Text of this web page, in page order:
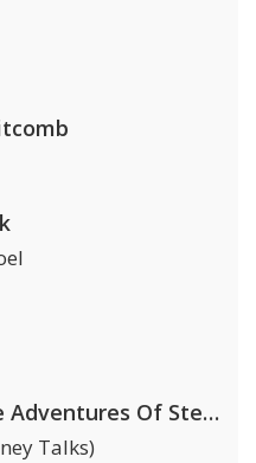
PAWSA & The Adventures Of Stevie V
Talks)